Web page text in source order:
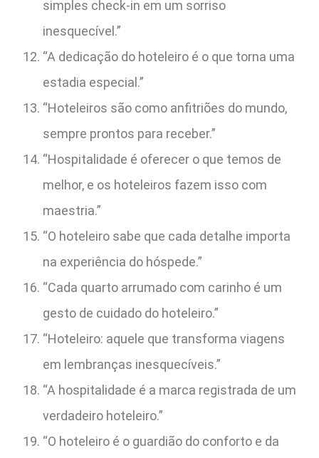
simples check-in em um sorriso
inesquecível.”
“A dedicação do hoteleiro é o que torna uma
estadia especial.”
“Hoteleiros são como anfitriões do mundo,
sempre prontos para receber.”
“Hospitalidade é oferecer o que temos de
melhor, e os hoteleiros fazem isso com
maestria.”
“O hoteleiro sabe que cada detalhe importa
na experiência do hóspede.”
“Cada quarto arrumado com carinho é um
gesto de cuidado do hoteleiro.”
“Hoteleiro: aquele que transforma viagens
em lembranças inesquecíveis.”
“A hospitalidade é a marca registrada de um
verdadeiro hoteleiro.”
“O hoteleiro é o guardião do conforto e da